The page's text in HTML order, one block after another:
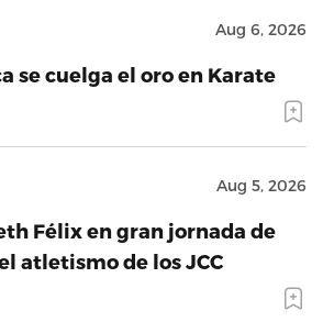
Aug 6, 2026
se cuelga el oro en Karate
Aug 5, 2026
Félix en gran jornada de
atletismo de los JCC